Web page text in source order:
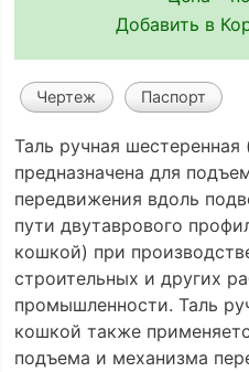
Добавить в
Чертеж Паспорт
Таль ручная
предназначена для
передвижения вдоль
пути двутаврового
кошкой) при
строительных и других
промышленности. Таль
кошкой также
подъема и механизма